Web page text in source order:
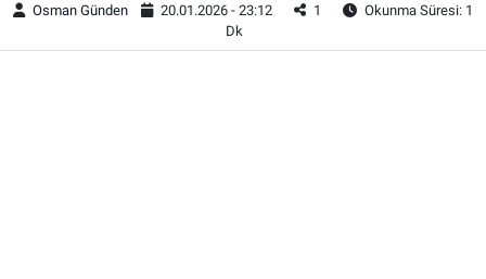
Osman Günden 20.01.2026 - 23:12 1
Okunma Süresi: 1
Dk